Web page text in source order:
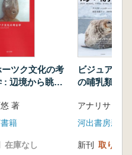
要と問題の所在
譜的な舞楽図屛風―
隅守景筆「舞楽図屏
ーツク文化の考
: 辺境から眺め
著
籍
在庫なし
ビジュアル
の哺乳類 : ク
シ、ジュゴ
コ、絶滅動
河出書房新社
新刊 取り寄せ